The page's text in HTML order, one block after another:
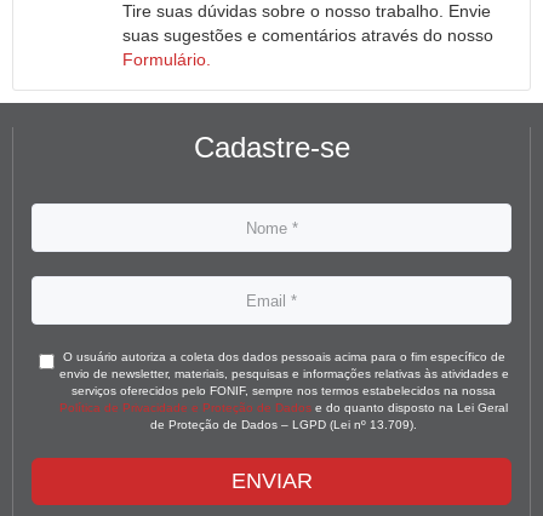
Tire suas dúvidas sobre o nosso trabalho. Envie
suas sugestões e comentários através do nosso
Formulário.
Cadastre-se
O usuário autoriza a coleta dos dados pessoais acima para o fim específico de
envio de newsletter, materiais, pesquisas e informações relativas às atividades e
serviços oferecidos pelo FONIF, sempre nos termos estabelecidos na nossa
Política de Privacidade e Proteção de Dados e do quanto disposto na Lei Geral
de Proteção de Dados – LGPD (Lei nº 13.709).
ENVIAR